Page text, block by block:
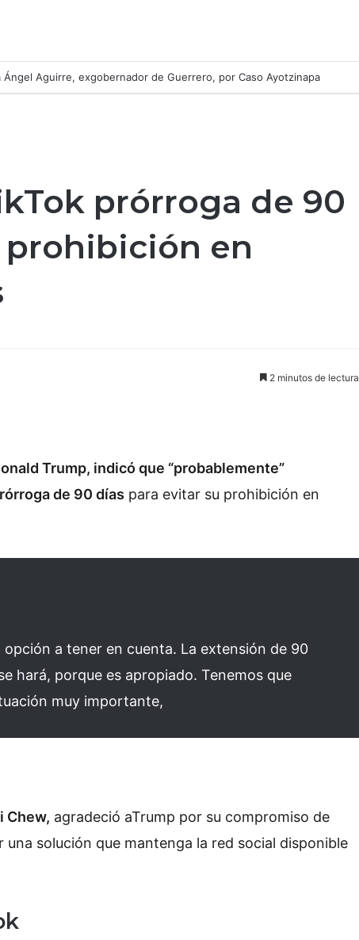
Ángel Aguirre, exgobernador de Guerrero, por Caso Ayotzinapa
prórroga de 90
prohibición en
2 minutos de lectura
Trump, indicó que “probablemente”
de 90 días para evitar su prohibición en
opción a tener en cuenta. La extensión de 90
hará, porque es apropiado. Tenemos que
muy importante,
Chew, agradeció aTrump por su compromiso de
solución que mantenga la red social disponible